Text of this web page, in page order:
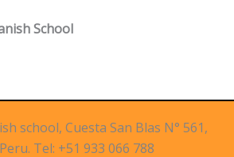
School
school, Cuesta San Blas N° 561,
Tel: +51 933 066 788